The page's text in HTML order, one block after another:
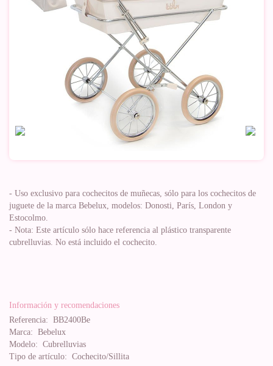
- Uso exclusivo para cochecitos de muñecas, sólo para los cochecitos de
juguete de la marca Bebelux, modelos: Donosti, París, London y
Estocolmo.
- Nota: Este artículo sólo hace referencia al plástico transparente
cubrelluvias. No está incluido el cochecito.
Información y recomendaciones
Referencia: BB2400Be
Marca: Bebelux
Modelo: Cubrelluvias
Tipo de artículo: Cochecito/Sillita